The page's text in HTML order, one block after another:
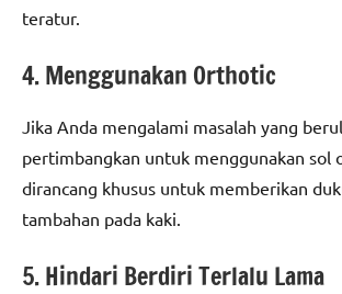
teratur.
4. Menggunakan Orthotic
Jika Anda mengalami masalah yang
pertimbangkan untuk menggunakan sol
dirancang khusus untuk memberikan
tambahan pada kaki.
5. Hindari Berdiri Terlalu Lama